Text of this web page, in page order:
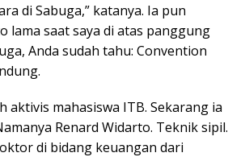
di Sabuga,” katanya. Ia pun
lama saat saya di atas panggung
Anda sudah tahu: Convention
aktivis mahasiswa ITB. Sekarang ia
Renard Widarto. Teknik sipil.
di bidang keuangan dari